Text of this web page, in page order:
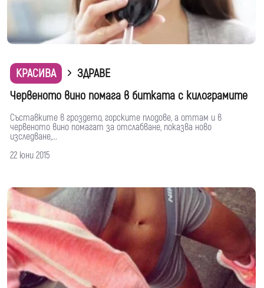
КРАСИВА
ЗДРАВЕ
Червеното вино помага в битката с килограмите
Съставките в гроздето, горските плодове, а оттам и в
червеното вино помагат за отслабване, показва ново
изследване,...
22 юни 2015